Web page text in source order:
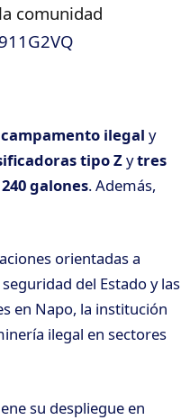
comunidad
ilegal y
tipo Zytres
240 galones. Además,
orientadas a
del Estado y las
en Napo, la institución
ilegal en sectores
su despliegue en